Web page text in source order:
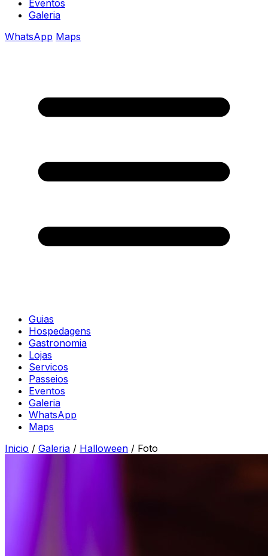
Eventos
Galeria
WhatsApp Maps
Guias
Hospedagens
Gastronomia
Lojas
Servicos
Passeios
Eventos
Galeria
WhatsApp
Maps
Inicio / Galeria / Halloween / Foto